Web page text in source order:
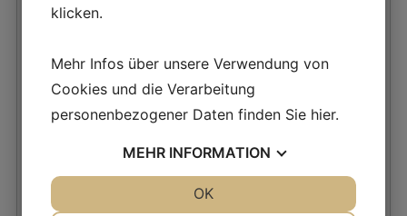
JesImpact
JesImpact: Präzision und Haltbarkeit
JesImpact basiert auf einer hochpräzisen
Struktur isoliert ist. Dadurch ist die Waage
die Lebensdauer der Ausrüstung. JesImpact
ist mit...
klicken.
Mehr Infos über unsere Verwendung von
Cookies und die Verarbeitung
personenbezogener Daten finden Sie hier.
MEHR INFORMATION
OK